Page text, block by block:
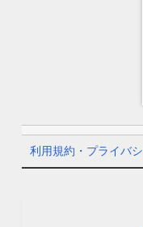
利用規約・プライバ